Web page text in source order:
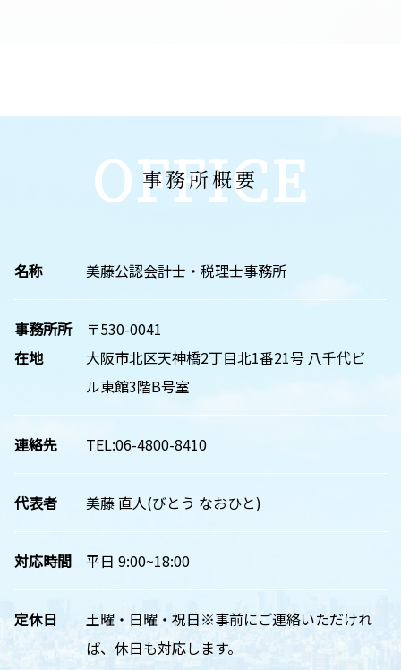
OFFICE
事務所概要
名称 美藤公認会計士・税理士事務所
事務所所
在地
〒530-0041
大阪市北区天神橋2丁目北1番21号 八千代ビ
ル東館3階B号室
連絡先 TEL:06-4800-8410
代表者 美藤 直人(びとう なおひと)
対応時間 平日 9:00~18:00
定休日
土曜・日曜・祝日※事前にご連絡いただけれ
ば、休日も対応します。